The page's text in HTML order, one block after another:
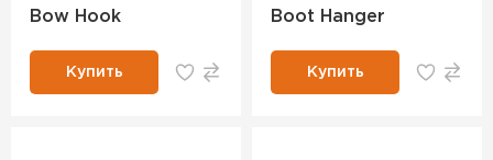
Bow Hook
Купить
Boot Hanger
Купить